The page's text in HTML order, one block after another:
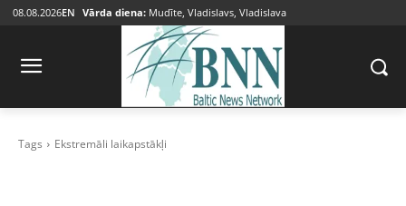
08.08.2026EN Vārda diena: Mudīte, Vladislavs, Vladislava
Tags Ekstremāli laikapstākļi